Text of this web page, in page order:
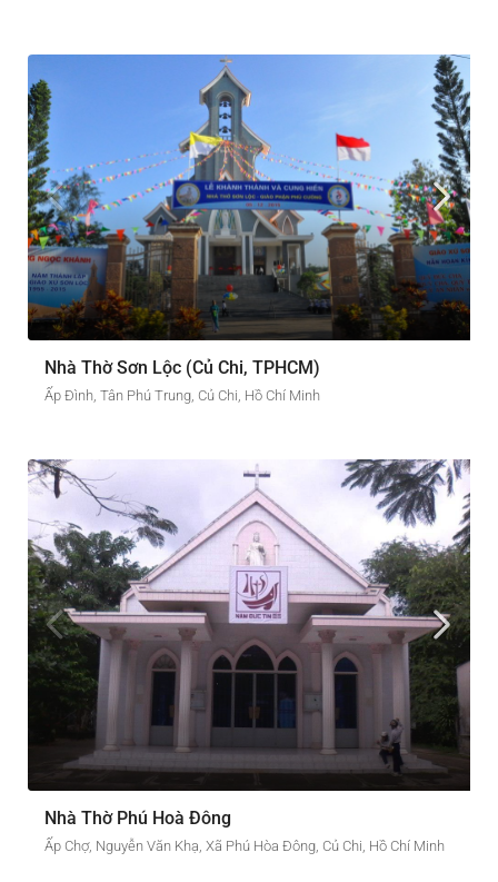
Nhà Thờ Sơn Lộc (Củ Chi, TPHCM)
Ấp Đình, Tân Phú Trung, Củ Chi, Hồ Chí Minh
Nhà Thờ Phú Hoà Đông
Ấp Chợ, Nguyễn Văn Khạ, Xã Phú Hòa Đông, Củ Chi, Hồ Chí Minh